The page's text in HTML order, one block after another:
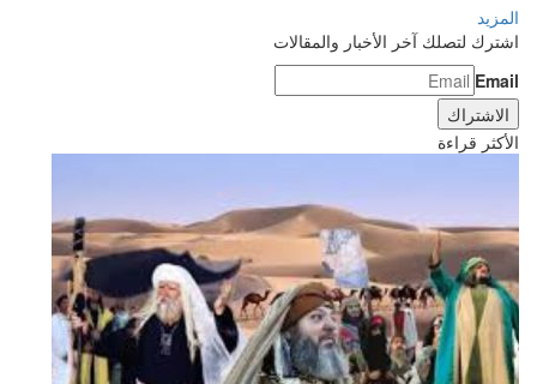
المزيد
اشترك لتصلك آخر الأخبار والمقالات
Email
الأكثر قراءة